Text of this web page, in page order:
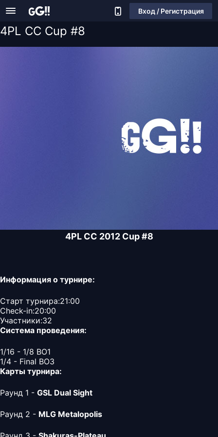
Вход / Регистрация
4PL CC Cup #8
4PL CC 2012 Cup #8
Информация о турнире:
Старт турнира:21:00
Check-in:20:00
Участники:32
Система проведения:
1/16 - 1/8 BO1
1/4 - Final BO3
Карты турнира:
Раунд 1 - GSL Dual Sight
Раунд 2 - MLG Metalopolis